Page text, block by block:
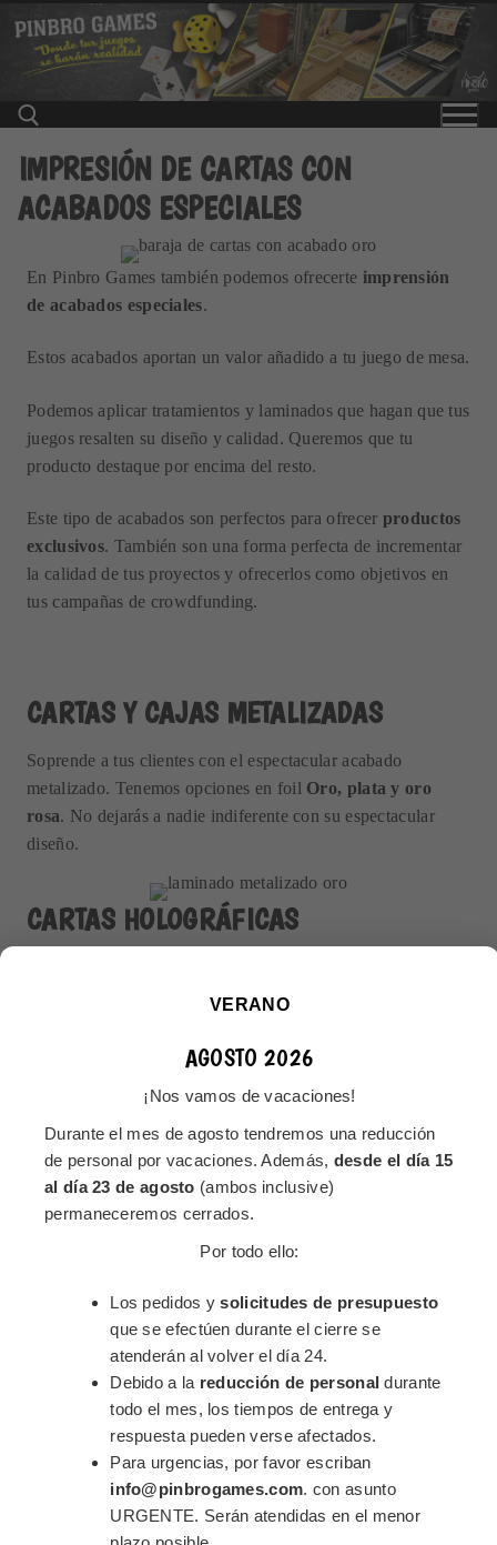
contenido
Buscar:
IMPRESIÓN DE CARTAS CON
ACABADOS ESPECIALES
En Pinbro Games también podemos ofrecerte imprensión
de acabados especiales.
Estos acabados aportan un valor añadido a tu juego de mesa.
Podemos aplicar tratamientos y laminados que hagan que tus
juegos resalten su diseño y calidad. Queremos que tu
producto destaque por encima del resto.
Este tipo de acabados son perfectos para ofrecer productos
exclusivos. También son una forma perfecta de incrementar
la calidad de tus proyectos y ofrecerlos como objetivos en
tus campañas de crowdfunding.
CARTAS Y CAJAS METALIZADAS
Soprende a tus clientes con el espectacular acabado
metalizado. Tenemos opciones en foil Oro, plata y oro
rosa. No dejarás a nadie indiferente con su espectacular
diseño.
CARTAS HOLOGRÁFICAS
hará que los diseños resalten y brillen con la
proyectos exclusivos. Úsalo para destacar cartas de juego
OTROS LAMINADOS ESPECIALES
También podemos ofrecerte terminaciones para tus cajas,
barajas y estuches en Linen, arena, goma, colores brillantes,
laminados brillo selectivo. Pregunta sin compromiso, lo
SOLICITA PRESUPUESTO CON ACABADOS
ESPECIALES
¿A qué esperas? Solicitanos presupuesto y pregunta por estas
increíbles terminaciones.
Solo tienes que indicar en el campo de otras consideraciones
que quieres saber el precio para estos sobresalientes acabados.
This popup will close in:
VERANO
AGOSTO 2026
¡Nos vamos de vacaciones!
Durante el mes de agosto tendremos una reducción
de personal por vacaciones. Además, desde el día 15
al día 23 de agosto (ambos inclusive)
permaneceremos cerrados.
Por todo ello:
Los pedidos ysolicitudes de presupuesto
que se efectúen durante el cierre se
atenderán al volver el día 24.
Debido a la reducción de personal durante
todo el mes, los tiempos de entrega y
respuesta pueden verse afectados.
Para urgencias, por favor escriban
info@pinbrogames.com. con asunto
URGENTE. Serán atendidas en el menor
CLOSE